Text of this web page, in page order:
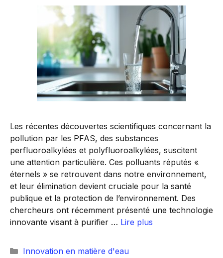
Les récentes découvertes scientifiques concernant la
pollution par les PFAS, des substances
perfluoroalkylées et polyfluoroalkylées, suscitent
une attention particulière. Ces polluants réputés «
éternels » se retrouvent dans notre environnement,
et leur élimination devient cruciale pour la santé
publique et la protection de l’environnement. Des
chercheurs ont récemment présenté une technologie
innovante visant à purifier … Lire plus
Catégories
Innovation en matière d'eau